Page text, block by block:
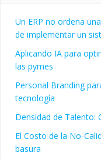
Un ERP no ordena
de implementar un
Aplicando IA para
las pymes
Personal Branding
tecnología
Densidad de Talento:
El Costo de la No-
basura